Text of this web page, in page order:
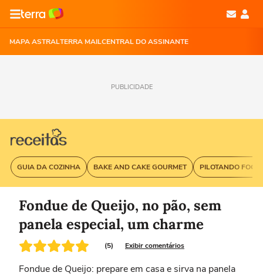
MAPA ASTRALTERRA MAILCENTRAL DO ASSINANTE
PUBLICIDADE
GUIA DA COZINHA BAKE AND CAKE GOURMET PILOTANDO
Fondue de Queijo, no pão, sem
panela especial, um charme
(5) Exibir comentários
Fondue de Queijo: prepare em casa e sirva na panela